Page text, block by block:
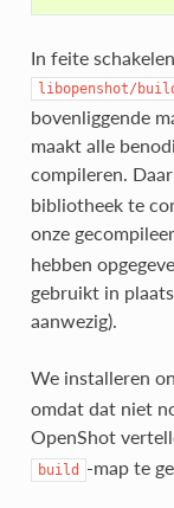
In feite
libopenshot/
bovenliggende
maakt alle
compileren.
bibliotheek te
onze
hebben
gebruikt in
aanwezig).
We installeren
omdat dat niet
OpenShot
build -map te